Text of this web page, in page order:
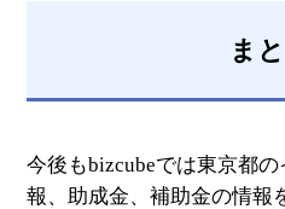
ま
今後もbizcubeでは東京都
報、助成金、補助金の情報